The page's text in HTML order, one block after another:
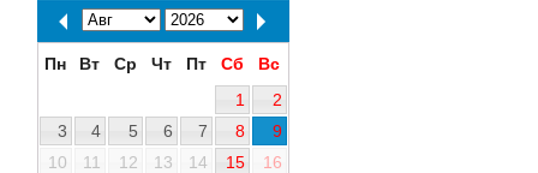
Пн Вт Ср Чт Пт Сб
Вс
1
2
3
4 5 6 7 8
9
10
11 12 13 14 15
16